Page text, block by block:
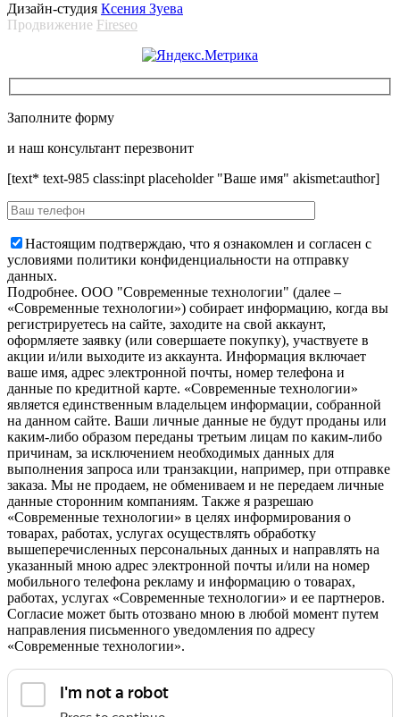
Дизайн-студия Ксения Зуева
Продвижение Fireseo
Заполните форму
и наш консультант перезвонит
[text* text-985 class:inpt placeholder "Ваше имя" akismet:author]
Настоящим подтверждаю, что я ознакомлен и согласен с
условиями политики конфиденциальности на отправку
данных.
Подробнее. OOO "Современные технологии" (далее –
«Современные технологии») собирает информацию, когда вы
регистрируетесь на сайте, заходите на свой аккаунт,
оформляете заявку (или совершаете покупку), участвуете в
акции и/или выходите из аккаунта. Информация включает
ваше имя, адрес электронной почты, номер телефона и
данные по кредитной карте. «Современные технологии»
является единственным владельцем информации, собранной
на данном сайте. Ваши личные данные не будут проданы или
каким-либо образом переданы третьим лицам по каким-либо
причинам, за исключением необходимых данных для
выполнения запроса или транзакции, например, при отправке
заказа. Мы не продаем, не обмениваем и не передаем личные
данные сторонним компаниям. Также я разрешаю
«Современные технологии» в целях информирования о
товарах, работах, услугах осуществлять обработку
вышеперечисленных персональных данных и направлять на
указанный мною адрес электронной почты и/или на номер
мобильного телефона рекламу и информацию о товарах,
работах, услугах «Современные технологии» и ее партнеров.
Согласие может быть отозвано мною в любой момент путем
направления письменного уведомления по адресу
«Современные технологии».